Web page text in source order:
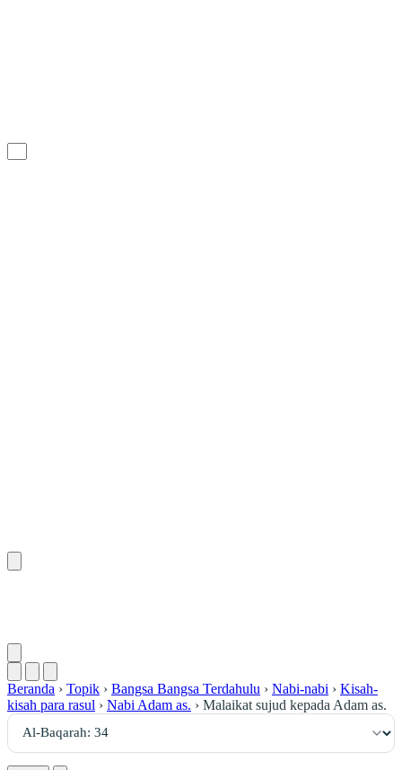
Beranda › Topik › Bangsa Bangsa Terdahulu › Nabi-nabi › Kisah-
kisah para rasul › Nabi Adam as. › Malaikat sujud kepada Adam as.